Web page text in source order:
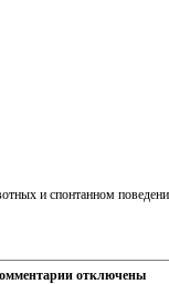
и спонтанном
отключены